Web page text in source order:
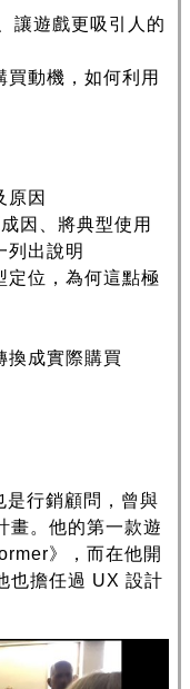
讓遊戲更吸引人的
買動機，如何利用
原因
因、將典型使用
列出說明
定位，為何這點極
換成實際購買
行銷顧問，曾與
畫。他的第一款遊
》，而在他開
也擔任過 UX 設計